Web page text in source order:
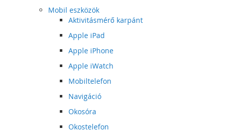
Mobil eszközök
Aktivitásmérő karpánt
Apple iPad
Apple iPhone
Apple iWatch
Mobiltelefon
Navigáció
Okosóra
Okostelefon